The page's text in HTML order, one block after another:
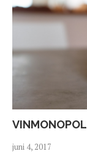
juni 4, 2017